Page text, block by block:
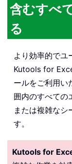
含むすべ
る
より効率的でユ
Kutools for
ールをご利用い
囲内のすべての
または複雑なシ
す。
Kutools for